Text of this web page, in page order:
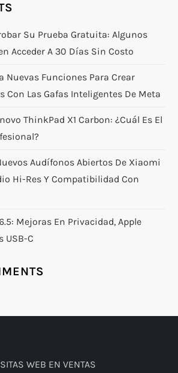
Su Prueba Gratuita: Algunos
Acceder A 30 Días Sin Costo
Nuevas Funciones Para Crear
Con Las Gafas Inteligentes De Meta
ThinkPad X1 Carbon: ¿Cuál Es El
Audífonos Abiertos De Xiaomi
Hi-Res Y Compatibilidad Con
Mejoras En Privacidad, Apple
USB-C
WEB EN VENTAS